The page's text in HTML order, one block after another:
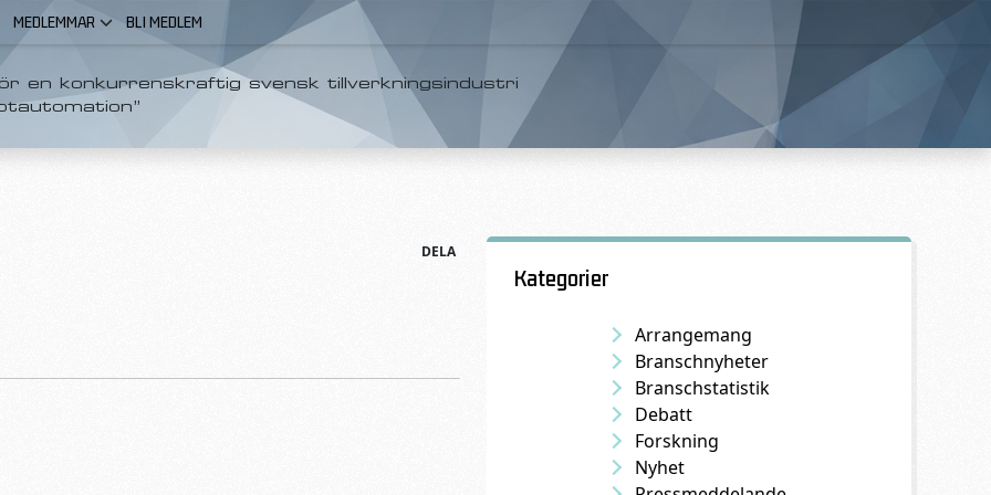
MEDLEMMAR BLI MEDLEM
en konkurrenskraftig svensk tillverkningsindustri
DELA
Kategorier
Arrangemang
Branschnyheter
Branschstatistik
Debatt
Forskning
Nyhet